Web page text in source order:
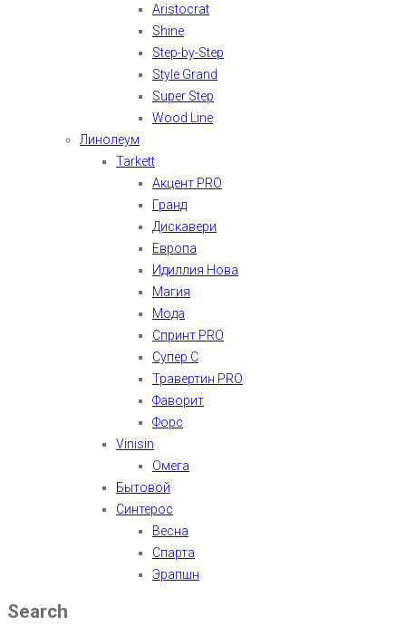
Aristocrat
Shine
Step-by-Step
Style Grand
Super Step
Wood Line
Линолеум
Tarkett
Акцент PRO
Гранд
Дискавери
Европа
Идиллия Нова
Магия
Мода
Спринт PRO
Супер С
Травертин PRO
Фаворит
Форс
Vinisin
Омега
Бытовой
Синтерос
Весна
Спарта
Эрапшн
Search